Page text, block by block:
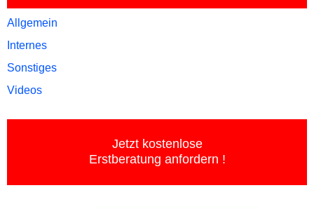
Allgemein
Internes
Sonstiges
Videos
Jetzt kostenlose
Erstberatung anfordern !